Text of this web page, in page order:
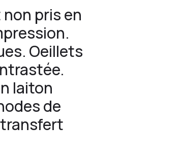
pris en
Oeillets
laiton
de